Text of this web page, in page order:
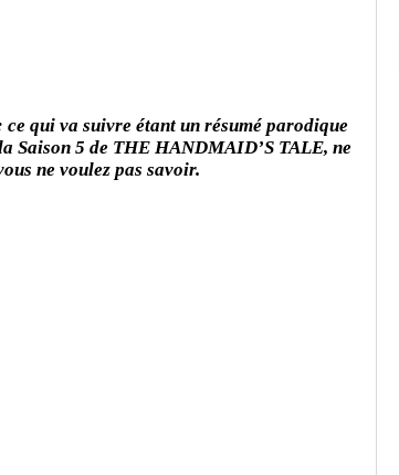
qui va suivre étant un résumé parodique
Saison 5 de THE HANDMAID’S TALE, ne
ne voulez pas savoir.